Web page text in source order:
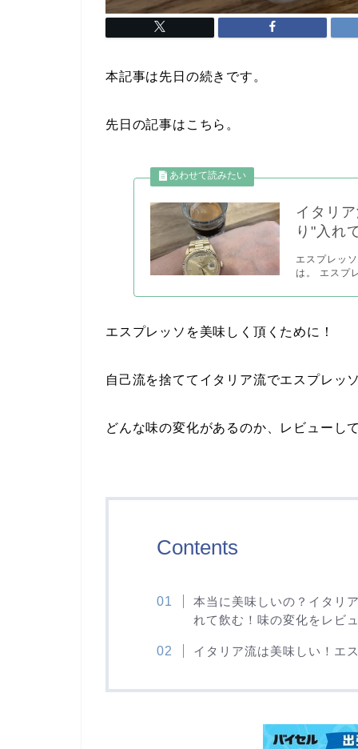
本記事は先日の続きです。
先日の記事はこちら。
イタリ
り"入れ
エスプレッ
は。 エスプ
エスプレッソを美味しく頂くために！
自己流を捨ててイタリア流でエスプレッ
どんな味の変化があるのか、レビューし
Contents
本当に美味しいの？イタリ
れて飲む！味の変化をレビ
イタリア流は美味しい！エ